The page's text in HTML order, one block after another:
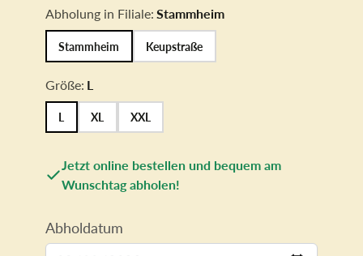
Abholung in Filiale: Stammheim
Stammheim Keupstraße
Größe: L
L XL XXL
Jetzt online bestellen und bequem am
Wunschtag abholen!
Abholdatum